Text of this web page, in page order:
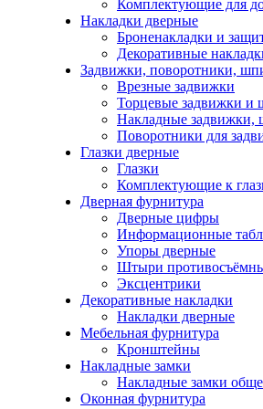
Комплектующие для
Накладки дверные
Броненакладки и
Декоративные
Задвижки, поворотники,
Врезные задвижки
Торцевые задвижки и
Накладные задвижки,
Поворотники для
Глазки дверные
Глазки
Комплектующие к
Дверная фурнитура
Дверные цифры
Информационные
Упоры дверные
Штыри
Эксцентрики
Декоративные накладки
Накладки дверные
Мебельная фурнитура
Кронштейны
Накладные замки
Накладные замки
Оконная фурнитура